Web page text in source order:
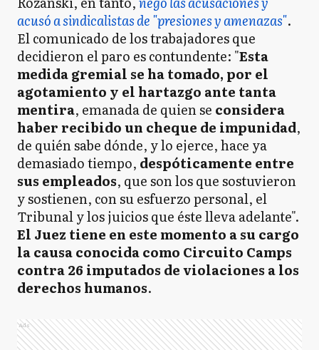
acusó a sindicalistas de "presiones y amenazas".
El comunicado de los trabajadores que
decidieron el paro es contundente: "Esta
medida gremial se ha tomado, por el
agotamiento y el hartazgo ante tanta
mentira, emanada de quien se considera
haber recibido un cheque de impunidad,
de quién sabe dónde, y lo ejerce, hace ya
demasiado tiempo, despóticamente entre
sus empleados, que son los que sostuvieron
y sostienen, con su esfuerzo personal, el
Tribunal y los juicios que éste lleva adelante".
El Juez tiene en este momento a su cargo
la causa conocida como Circuito Camps
contra 26 imputados de violaciones a los
derechos humanos.
Ads